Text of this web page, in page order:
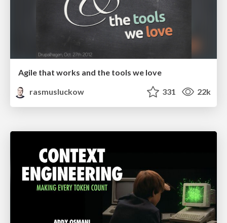
Agile that works and the tools we love
rasmusluckow
331 22k